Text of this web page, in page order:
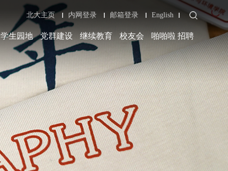
北大主页 内网登录 邮箱登录 English
学生园地 党群建设 继续教育 校友会 啪啪啦 招聘